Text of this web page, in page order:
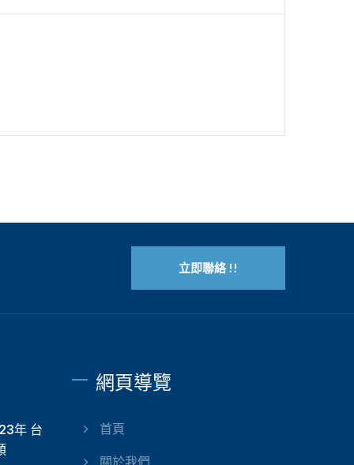
立即聯絡 !!
年 台
網頁導覽
首頁
關於我們